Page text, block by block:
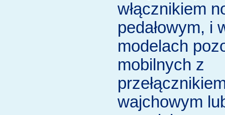
włącznikiem
pedałowym, i
modelach
mobilnych z
wajchowym